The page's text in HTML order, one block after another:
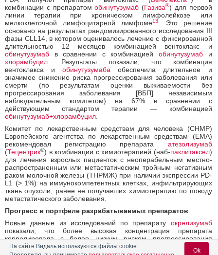
комбинации с препаратомобинутузумаб (Газива®) для первой
линии терапии при хроническом лимфолейкозе или
мелкоклеточной лимфоцитарной лимфоме13. Это решение
основано на результатах рандомизированного исследования III
фазы CLL14, в котором оценивалось лечение с фиксированной
длительностью 12 месяцев комбинацией вентоклакс и
обинутузумаб в сравнении с комбинацией обинутузумаб и
хлорамбуцил . Результаты показали, что комбинация
вентоклакса иобинутузумаба обеспечила длительное и
значимое снижение риска прогрессирования заболевания или
смерти (по результатам оценки выживаемости без
прогрессирования заболевания [ВБП] независимым
наблюдательным комитетом) на 67% в сравнении с
действующим стандартом терапии — комбинацией
обинутузумаб+хлорамбуцил
Комитет по лекарственным средствам для человека (CHMP)
Европейского агентства по лекарственным средствам (EMA)
рекомендовал регистрацию препарата атезолизумаб
(Тецентрик®) в комбинации с химиотерапией (наб-паклитаксел)
для лечения взрослых пациенток с неоперабельным местно-
распространенным или метастатическим тройным негативным
раком молочной железы (ТНРМЖ) при наличии экспрессии PD-
L1 (> 1%) на иммунокомпетентных клетках, инфильтрирующих
ткань опухоли, ранее не получавших химиотерапию по поводу
метастатического заболевания.
Прогресс в портфеле разрабатываемых препаратов
Новые данные из исследований по препарату окрелизумаб
показали, что более высокая концентрация препарата
коррелировала с более низким риском прогрессирования
инвалидизации и уровнем B-клеток у пациентов с рассеянным
На сайте Видаль используются файлы cookie
Ok